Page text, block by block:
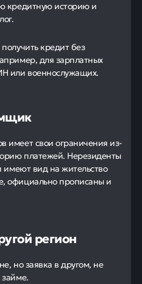
кредитную историю и
кредит без
для зарплатных
или военнослужащих.
имеет свои ограничения из-
платежей. Нерезиденты
имеют вид на жительство
официально прописаны и
регион
но заявка в другом, не